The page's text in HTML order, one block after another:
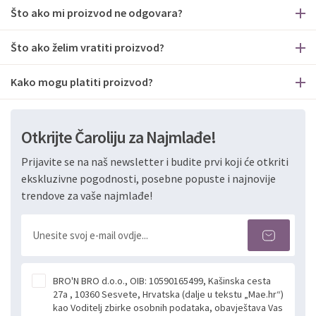
Što ako mi proizvod ne odgovara?
Što ako želim vratiti proizvod?
Kako mogu platiti proizvod?
Otkrijte Čaroliju za Najmlađe!
Prijavite se na naš newsletter i budite prvi koji će otkriti
ekskluzivne pogodnosti, posebne popuste i najnovije
trendove za vaše najmlađe!
BRO'N BRO d.o.o., OIB: 10590165499, Kašinska cesta
27a , 10360 Sesvete, Hrvatska (dalje u tekstu „Mae.hr“)
kao Voditelj zbirke osobnih podataka, obavještava Vas